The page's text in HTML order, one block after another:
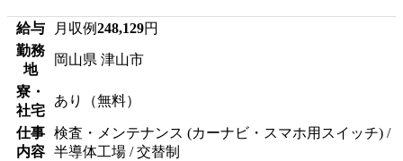
給与 月収例248,129円
勤務
地
岡山県 津山市
寮・
社宅
あり（無料）
仕事
内容
検査・メンテナンス (カーナビ・スマホ用スイッチ) /
半導体工場 / 交替制